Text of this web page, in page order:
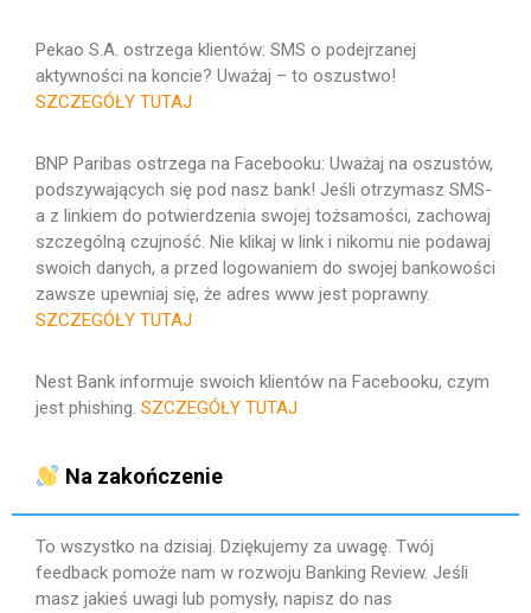
Pekao S.A. ostrzega klientów: SMS o podejrzanej
aktywności na koncie? Uważaj – to oszustwo!
SZCZEGÓŁY TUTAJ
BNP Paribas ostrzega na Facebooku: Uważaj na oszustów,
podszywających się pod nasz bank! Jeśli otrzymasz SMS-
a z linkiem do potwierdzenia swojej tożsamości, zachowaj
szczególną czujność. Nie klikaj w link i nikomu nie podawaj
swoich danych, a przed logowaniem do swojej bankowości
zawsze upewniaj się, że adres www jest poprawny.
SZCZEGÓŁY TUTAJ
Nest Bank informuje swoich klientów na Facebooku, czym
jest phishing. SZCZEGÓŁY TUTAJ
Na zakończenie
To wszystko na dzisiaj. Dziękujemy za uwagę. Twój
feedback pomoże nam w rozwoju Banking Review. Jeśli
masz jakieś uwagi lub pomysły, napisz do nas